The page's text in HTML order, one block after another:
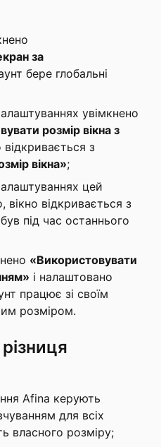
за
бере глобальні
увімкнено
розмір вікна з
відкривається з
вікна»;
цей
відкривається з
під час останнього
«Використовувати
і налаштовано
працює зі своїм
розміром.
Afina керують
для всіх
власного розміру;